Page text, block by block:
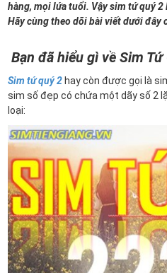
hàng, mọi lứa tuổi. Vậy sim tứ quý 2
Hãy cùng theo dõi bài viết dưới đây
Bạn đã hiểu gì về Sim Tứ
Sim tứ quý 2 hay còn được gọi là
sim số đẹp có chứa một dãy số 2
loại: